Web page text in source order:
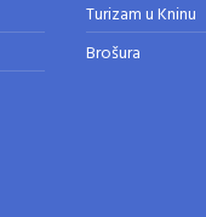
Turizam u Kninu
Brošura